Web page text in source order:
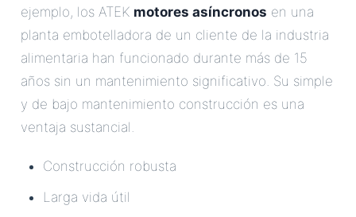
ejemplo, los ATEK motores asíncronos en una
planta embotelladora de un cliente de la industria
alimentaria han funcionado durante más de 15
años sin un mantenimiento significativo. Su simple
y de bajo mantenimiento construcción es una
ventaja sustancial.
Construcción robusta
Larga vida útil